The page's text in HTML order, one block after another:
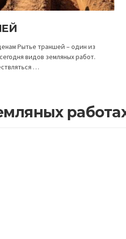
Рытье траншей – один из
видов земляных работ.
…